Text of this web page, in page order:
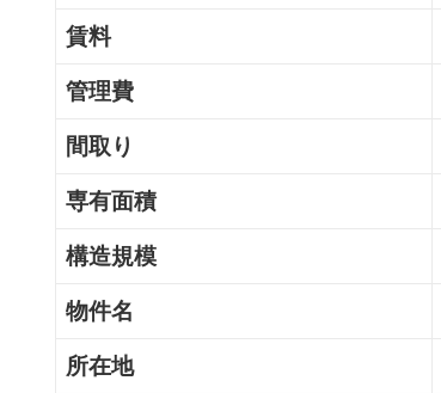
賃料
管理費
間取り
専有面積
構造規模
物件名
所在地